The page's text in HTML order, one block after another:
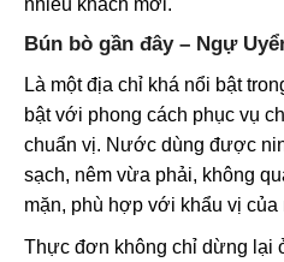
Bún bò gần đây – Ngự
Là một địa chỉ khá nổi bật
bật với phong cách phục vụ
chuẩn vị. Nước dùng được
sạch, nêm vừa phải, không
mặn, phù hợp với khẩu vị của
Thực đơn không chỉ dừng lại